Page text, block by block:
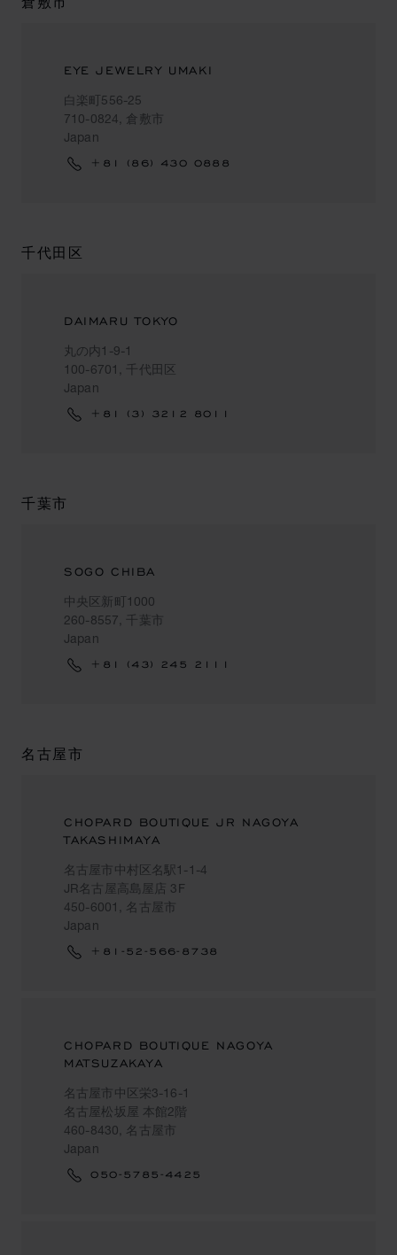
倉敷市
EYE JEWELRY UMAKI
白楽町556-25
710-0824, 倉敷市
Japan
+81 (86) 430 0888
千代田区
DAIMARU TOKYO
丸の内1-9-1
100-6701, 千代田区
Japan
+81 (3) 3212 8011
千葉市
SOGO CHIBA
中央区新町1000
260-8557, 千葉市
Japan
+81 (43) 245 2111
名古屋市
CHOPARD BOUTIQUE JR NAGOYA
TAKASHIMAYA
名古屋市中村区名駅1-1-4
JR名古屋高島屋店 3F
450-6001, 名古屋市
Japan
+81-52-566-8738
CHOPARD BOUTIQUE NAGOYA
MATSUZAKAYA
名古屋市中区栄3-16-1
名古屋松坂屋 本館2階
460-8430, 名古屋市
Japan
050-5785-4425